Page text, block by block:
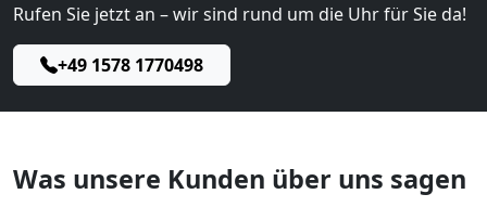
Rufen Sie jetzt an – wir sind rund um die Uhr für Sie da!
+49 1578 1770498
Was unsere Kunden über uns sagen